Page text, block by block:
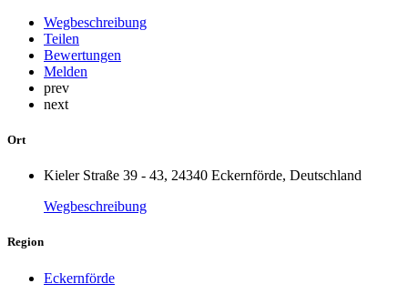
Wegbeschreibung
Teilen
Bewertungen
Melden
prev
next
Ort
Kieler Straße 39 - 43, 24340 Eckernförde, Deutschland
Wegbeschreibung
Region
Eckernförde